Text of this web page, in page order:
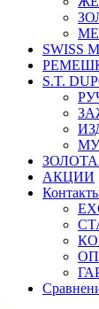
SWISS
S.T.
АКЦИИ